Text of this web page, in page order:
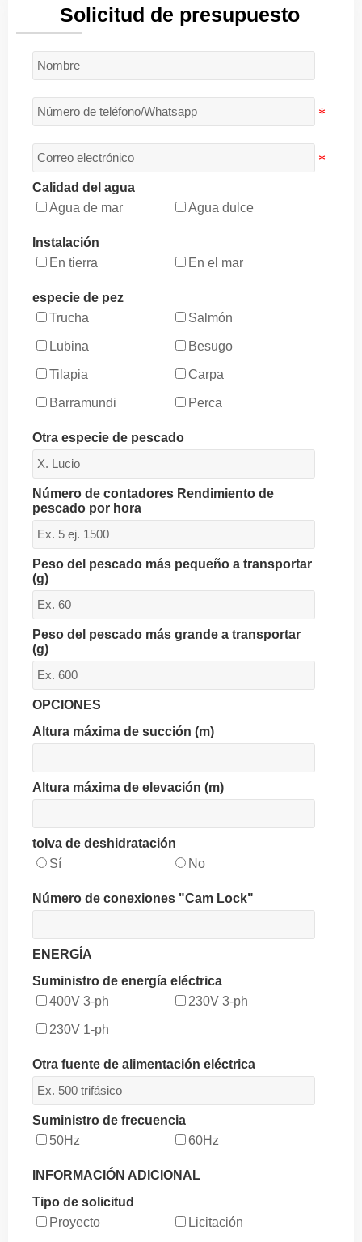
Solicitud de presupuesto
Calidad del agua
Agua de mar
Agua dulce
Instalación
En tierra
En el mar
especie de pez
Trucha
Salmón
Lubina Besugo
Tilapia Carpa
Barramundi Perca
Otra especie de pescado
Número de contadores Rendimiento de
pescado por hora
Peso del pescado más pequeño a transportar
(g)
Peso del pescado más grande a transportar
(g)
OPCIONES
Altura máxima de succión (m)
Altura máxima de elevación (m)
tolva de deshidratación
Sí
No
Número de conexiones "Cam Lock"
ENERGÍA
Suministro de energía eléctrica
400V 3-ph
230V 3-ph
230V 1-ph
Otra fuente de alimentación eléctrica
Suministro de frecuencia
50Hz
60Hz
INFORMACIÓN ADICIONAL
Tipo de solicitud
Proyecto
Licitación